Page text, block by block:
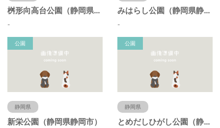
桝形向高台公園（静岡県静岡市）
-
みはらし公園（静岡県静岡市）
-
公園
静岡県
新栄公園（静岡県静岡市）
公園
静岡県
とめだしひがし公園（静岡県静岡市）